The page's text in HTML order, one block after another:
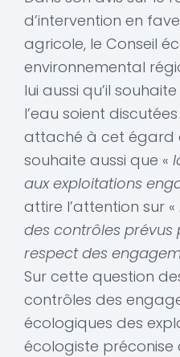
d’intervention en
agricole, le Conseil
environnemental
lui aussi qu’il
l’eau soient
attaché à cet égard
souhaite aussi que «
aux exploitations
attire l’attention sur «
des contrôles prévus
respect des
Sur cette question
contrôles des
écologiques des
écologiste préconise